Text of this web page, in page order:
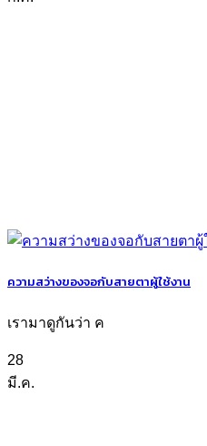
ความสว่างของจอกับสายตาผู้ใช้งาน
เรามาดูกันว่า ค
28
มี.ค.